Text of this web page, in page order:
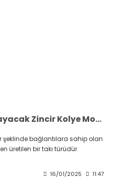
Tarzınıza Uyum Sağlayacak Zincir Kolye Modelleri Hangileri
şeklinde bağlantılara sahip olan
üretilen bir takı türüdür.
16/01/2025 11:47